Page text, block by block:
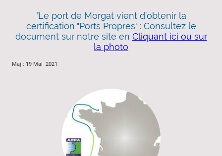
"Le port de Morgat vient d’obtenir la
certification "Ports Propres" : Consultez le
document sur notre site en Cliquant ici ou sur
la photo
Maj : 19 Mai 2021